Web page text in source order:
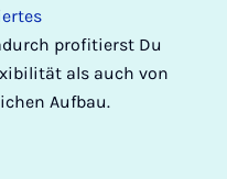
profitierst Du
als auch von
Aufbau.